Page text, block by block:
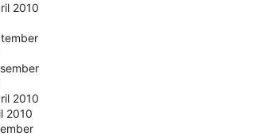
2010
2010
2010